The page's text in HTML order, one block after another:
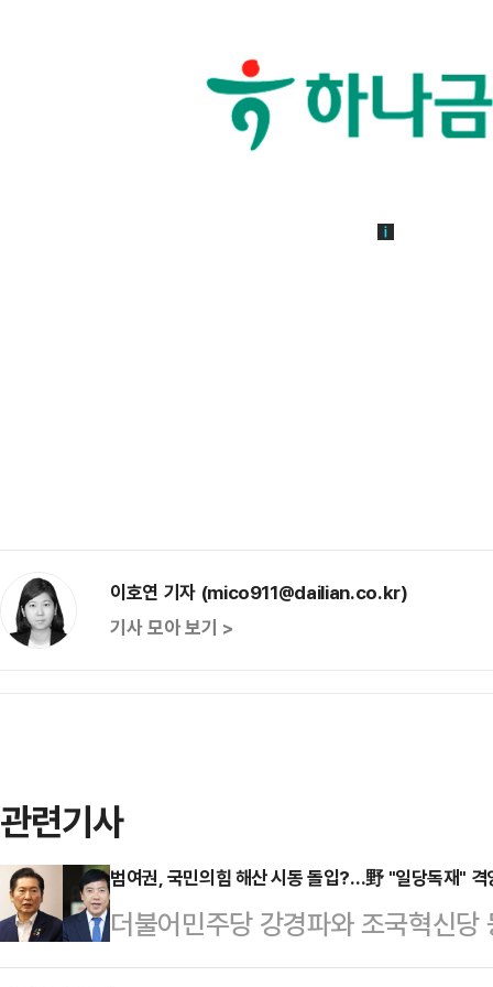
이호연 기자 (mico911@dailian.co.kr)
기사 모아 보기 >
관련기사
범여권, 국민의힘 해산 시동 돌입?…野 "일당독재" 격
더불어민주당 강경파와 조국혁신
당 해산 압박 수위를 점차 높이고